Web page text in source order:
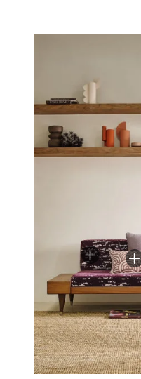
bambou ou lin,
géométriques, sont
sculptures en bois ou
authentique. Les motifs
nature, et les effets de
une belle profondeur et
l'espace. Chaque
soin pour s’accorder à
connecté à la Terre,